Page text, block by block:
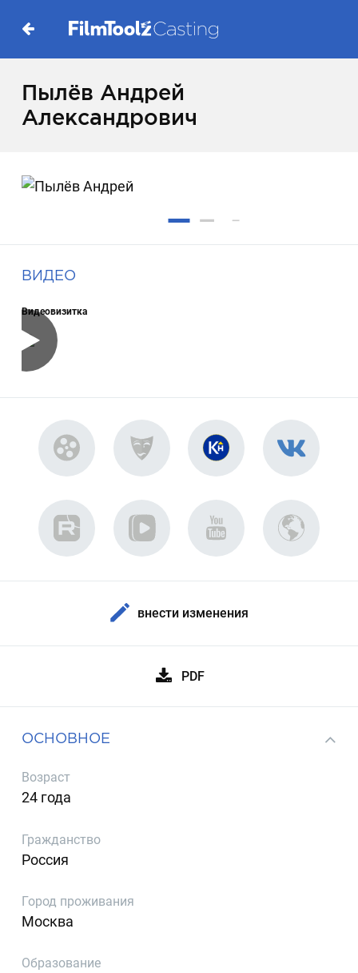
Пылёв Андрей
Александрович
ВИДЕО
Видеовизитка
внести изменения
PDF
ОСНОВНОЕ
Возраст
24 года
Гражданство
Россия
Город проживания
Москва
Образование